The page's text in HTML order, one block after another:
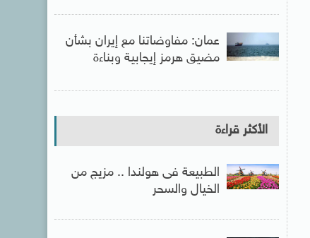
عمان: مفاوضاتنا مع إيران بشأن
مضيق هرمز إيجابية وبناءة
الأكثر قراءة
الطبيعة فى هولندا .. مزيج من
الخيال والسحر